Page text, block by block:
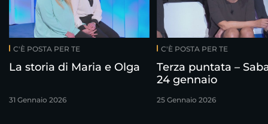
C'È POSTA PER TE
La storia di Maria e Olga
31 Gennaio 2026
C'È POSTA PER TE
Terza puntata –
24 gennaio
25 Gennaio 2026